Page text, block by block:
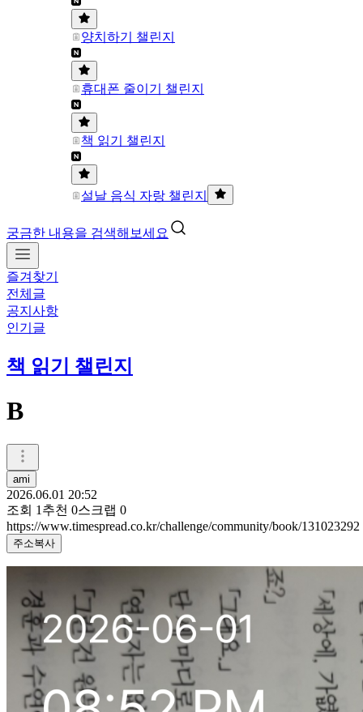
양치하기 챌린지
휴대폰 줄이기 챌린지
책 읽기 챌린지
설날 음식 자랑 챌린지
궁금한 내용을 검색해보세요
즐겨찾기
전체글
공지사항
인기글
책 읽기 챌린지
B
ami
2026.06.01 20:52
조회 1 추천 0스크랩 0
https://www.timespread.co.kr/challenge/community/book/131023292
주소복사